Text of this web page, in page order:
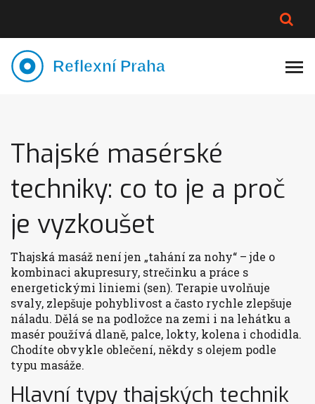
VÝMĚNA VODY
Thajské masérské
techniky: co to je a proč
je vyzkoušet
Thajská masáž není jen „tahání za nohy“ – jde o
kombinaci akupresury, strečinku a práce s
energetickými liniemi (sen). Terapie uvolňuje
svaly, zlepšuje pohyblivost a často rychle zlepšuje
náladu. Dělá se na podložce na zemi i na lehátku a
masér používá dlaně, palce, lokty, kolena i chodidla.
Chodíte obvykle oblečení, někdy s olejem podle
typu masáže.
Hlavní typy thajských technik